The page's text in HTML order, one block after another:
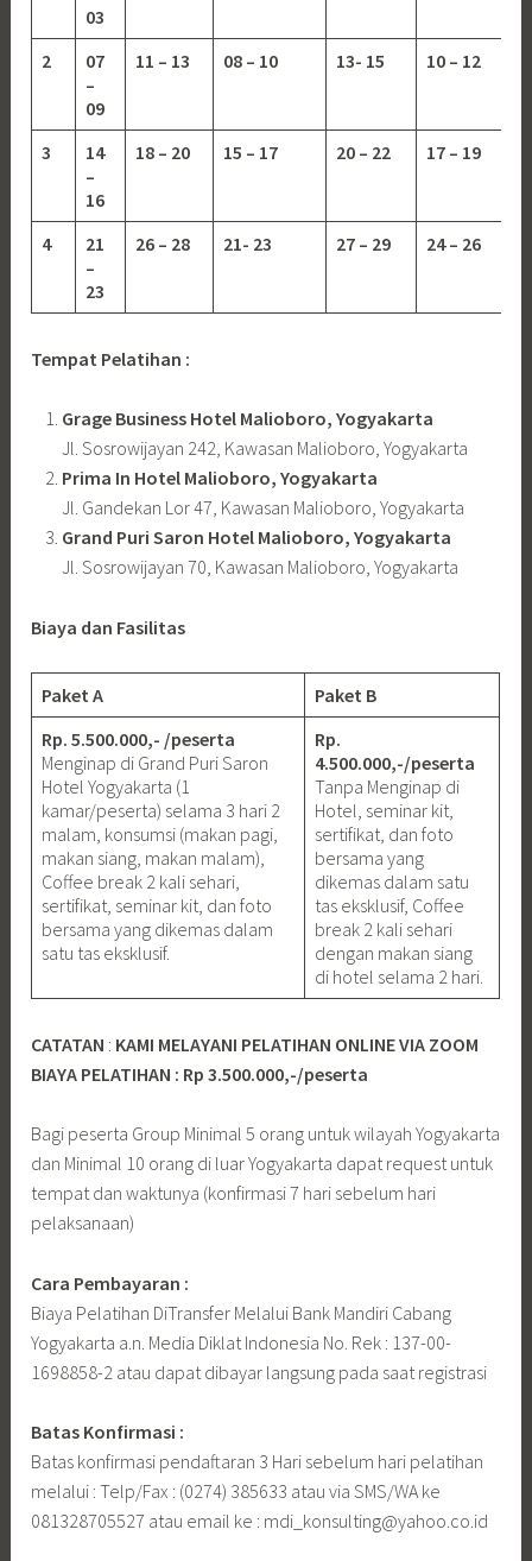
03
2
07
–
09
11 – 13 08 – 10 13- 15 10 – 12
3
14
–
16
18 – 20 15 – 17 20 – 22 17 – 19
4
21
–
23
26 – 28 21- 23 27 – 29 24 – 26
Tempat Pelatihan :
Grage Business Hotel Malioboro, Yogyakarta
Jl. Sosrowijayan 242, Kawasan Malioboro, Yogyakarta
Prima In Hotel Malioboro, Yogyakarta
Jl. Gandekan Lor 47, Kawasan Malioboro, Yogyakarta
Grand Puri Saron Hotel Malioboro, Yogyakarta
Jl. Sosrowijayan 70, Kawasan Malioboro, Yogyakarta
Biaya dan Fasilitas
Paket A
Paket B
Rp. 5.500.000,- /peserta
Menginap di Grand Puri Saron
Hotel Yogyakarta (1
kamar/peserta) selama 3 hari 2
malam, konsumsi (makan pagi,
makan siang, makan malam),
Coffee break 2 kali sehari,
sertifikat, seminar kit, dan foto
bersama yang dikemas dalam
satu tas eksklusif.
Rp.
4.500.000,-/peserta
Tanpa Menginap di
Hotel, seminar kit,
sertifikat, dan foto
bersama yang
dikemas dalam satu
tas eksklusif, Coffee
break 2 kali sehari
dengan makan siang
di hotel selama 2 hari.
CATATAN : KAMI MELAYANI PELATIHAN ONLINE VIA ZOOM
BIAYA PELATIHAN : Rp 3.500.000,-/peserta
Bagi peserta Group Minimal 5 orang untuk wilayah Yogyakarta
dan Minimal 10 orang di luar Yogyakarta dapat request untuk
tempat dan waktunya (konfirmasi 7 hari sebelum hari
pelaksanaan)
Cara Pembayaran :
Biaya Pelatihan DiTransfer Melalui Bank Mandiri Cabang
Yogyakarta a.n. Media Diklat Indonesia No. Rek : 137-00-
1698858-2 atau dapat dibayar langsung pada saat registrasi
Batas Konfirmasi :
Batas konfirmasi pendaftaran 3 Hari sebelum hari pelatihan
melalui : Telp/Fax : (0274) 385633 atau via SMS/WA ke
081328705527 atau email ke : mdi_konsulting@yahoo.co.id